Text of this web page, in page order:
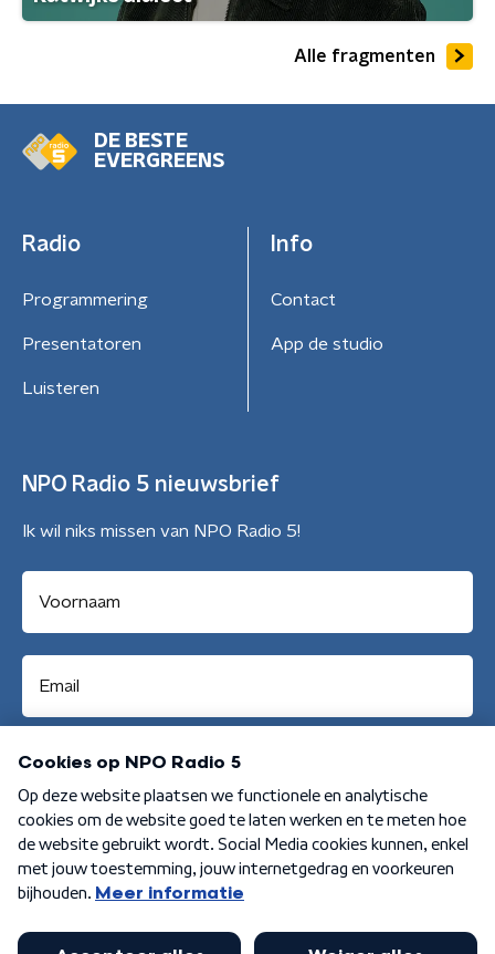
Alle fragmenten
DE BESTE
EVERGREENS
Radio
Programmering
Presentatoren
Luisteren
Info
Contact
App de studio
NPO Radio 5 nieuwsbrief
Ik wil niks missen van NPO Radio 5!
Aanmelden
Algemene voorwaarden Privacybeleid